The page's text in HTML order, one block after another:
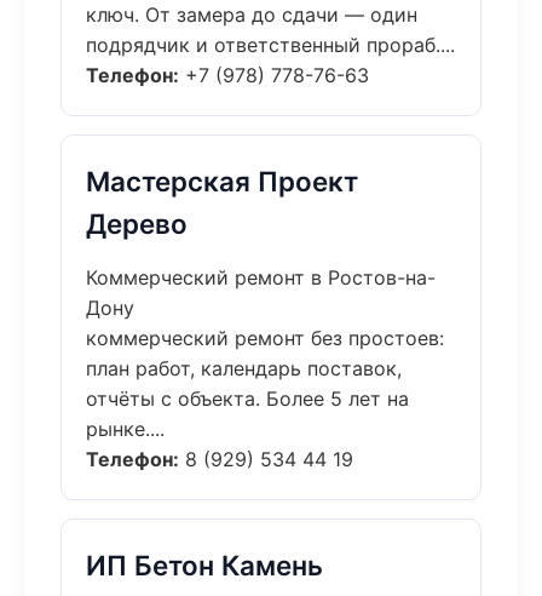
ключ. От замера до сдачи — один
подрядчик и ответственный прораб....
Телефон: +7 (978) 778-76-63
Мастерская Проект
Дерево
Коммерческий ремонт в Ростов-на-
Дону
коммерческий ремонт без простоев:
план работ, календарь поставок,
отчёты с объекта. Более 5 лет на
рынке....
Телефон: 8 (929) 534 44 19
ИП Бетон Камень